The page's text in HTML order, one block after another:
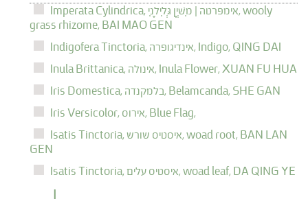
Imperata Cylindrica, אימפרטה | מִשְׁיָן גְּלִילָנִי, wooly
grass rhizome, BAI MAO GEN
Indigofera Tinctoria,
אינדיגופרה, Indigo, QING DAI
Inula Brittanica,
אינולה, Inula Flower, XUAN FU HUA
Iris Domestica,
בלמקנדה, Belamcanda, SHE GAN
Iris Versicolor,
אירוס, Blue Flag,
Isatis Tinctoria,
איסטיס שורש, woad root, BAN LAN
GEN
Isatis Tinctoria,
איסטיס עלים, woad leaf, DA QING YE